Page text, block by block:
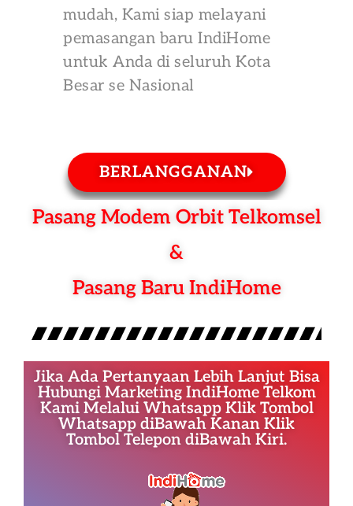
mudah, Kami siap melayani
pemasangan baru IndiHome
untuk Anda di seluruh Kota
Besar se Nasional
BERLANGGANAN
Pasang Modem Orbit Telkomsel
&
Pasang Baru IndiHome
Jika Ada Pertanyaan Lebih Lanjut Bisa
Hubungi Marketing IndiHome Telkom
Kami Melalui Whatsapp Klik Tombol
Whatsapp diBawah Kanan Klik
Tombol Telepon diBawah Kiri.